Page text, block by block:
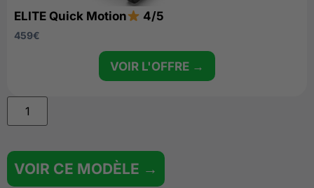
VOIR CE MODÈLE →
ELITE Quick Motion 4/5
459€
VOIR L'OFFRE →